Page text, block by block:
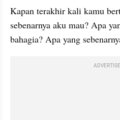
Kapan terakhir kali kamu
sebenarnya aku mau? Apa
bahagia? Apa yang